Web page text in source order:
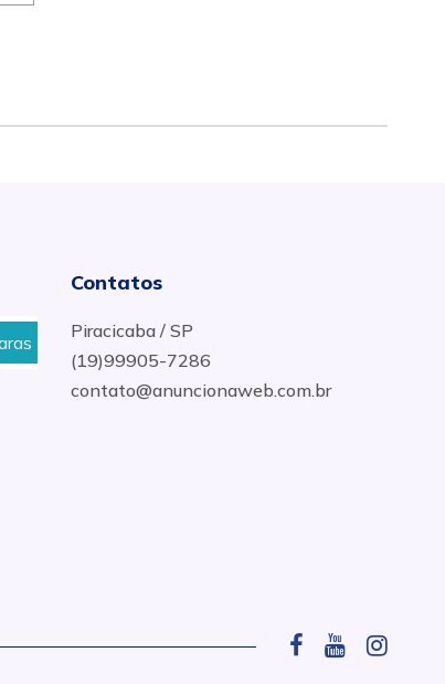
Corte e Dobra de Ferragens para Construções
Contatos
Piracicaba / SP
(19)99905-7286
contato@anuncionaweb.com.br